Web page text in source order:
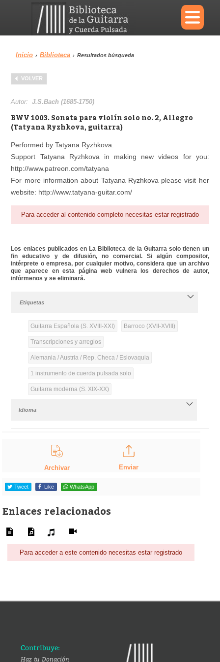
×
Menu
Biblioteca
Área personal
Inicio › Biblioteca › Resultados búsqueda
VOLVER
Autor:J.S.Bach (1685-1750)
BWV 1003. Sonata para violín solo no. 2, Allegro
(Tatyana Ryzhkova, guitarra)
Performed by Tatyana Ryzhkova.
Support Tatyana Ryzhkova in making new videos for you:
http://www.patreon.com/tatyana
For more information about Tatyana Ryzhkova please visit her
website: http://www.tatyana-guitar.com/
Para acceder al contenido completo necesitas estar registrado
Los enlaces publicados en La Biblioteca de la Guitarra solo tienen un
fin educativo y de difusión, no comercial. Si algún compositor,
intérprete o empresa, por cualquier motivo, considera que un archivo
que aparece en esta página web vulnera los derechos de autor,
infórmenos y se eliminará.
Etiquetas
Guitarra Española (S. XVIII-XXI) Barroco (XVII-XVIII)
Transcripciones y arreglos
Alemania / Austria / Rep. Checa / Eslovaquia
1 instrumento de cuerda pulsada solo
Guitarra moderna (S. XIX-XX)
Idioma
Archivar Enviar
Tweet Like WhatsApp
Enlaces relacionados
Para acceder a este contenido necesitas estar registrado
Contribuye:
Haz tu Donación